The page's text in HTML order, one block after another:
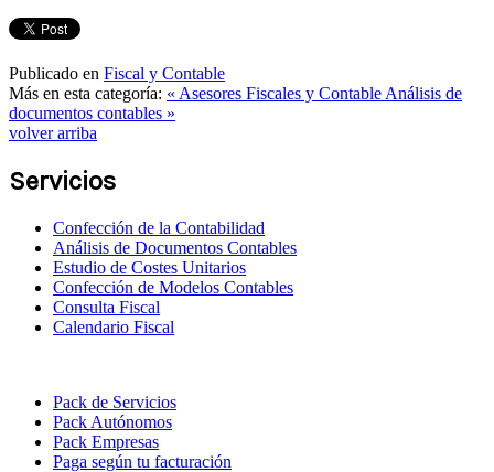
Publicado en Fiscal y Contable
Más en esta categoría: « Asesores Fiscales y Contable Análisis de
documentos contables »
volver arriba
Servicios
Confección de la Contabilidad
Análisis de Documentos Contables
Estudio de Costes Unitarios
Confección de Modelos Contables
Consulta Fiscal
Calendario Fiscal
Pack de Servicios
Pack Autónomos
Pack Empresas
Paga según tu facturación